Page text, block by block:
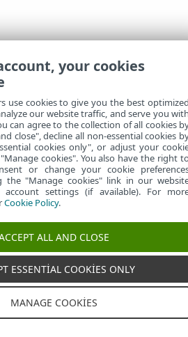
your cookies
use cookies to give you the best
our website traffic, and serve you
can agree to the collection of all cookies
close", decline all non-essential cookies
cookies only", or adjust your
cookies". You also have the right
or change your cookie
the "Manage cookies" link in our
settings (if available). For
Cookie Policy.
ALL AND CLOSE
ESSENTIAL COOKIES ONLY
MANAGE COOKIES